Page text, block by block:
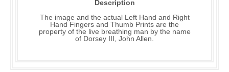
Description
The image and the actual Left Hand and Right
Hand Fingers and Thumb Prints are the
property of the live breathing man by the name
of Dorsey III, John Allen.